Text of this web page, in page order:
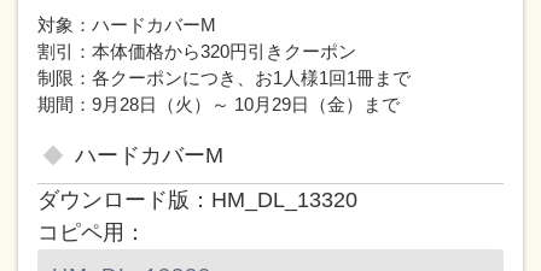
対象：ハードカバーM
割引：本体価格から320円引きクーポン
制限：各クーポンにつき、お1人様1回1冊まで
期間：9月28日（火）～ 10月29日（金）まで
ハードカバーM
ダウンロード版：HM_DL_13320
コピペ用：